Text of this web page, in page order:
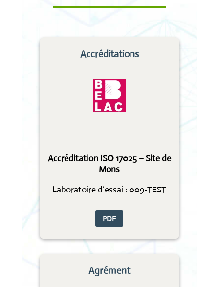
Accréditations
Accréditation ISO 17025 – Site de
Mons
Laboratoire d’essai : 009-TEST
PDF
Agrément